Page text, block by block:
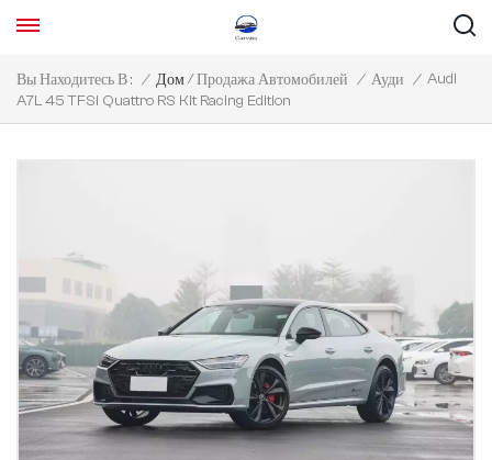
Вы Находитесь В : / Дом/Продажа Автомобилей / Ауди / Audi
A7L 45 TFSI Quattro RS Kit Racing Edition